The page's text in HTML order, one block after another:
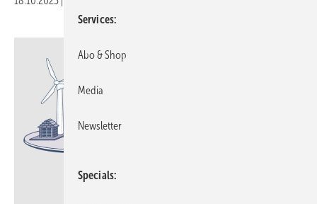
Services
Abo & Shop
Media
Newsletter
Specials